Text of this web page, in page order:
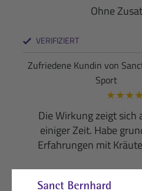
Ohne
VERIFIZIERT
Zufriedene Kundin von
Sport
★★★
Die Wirkung zeigt sich
einiger Zeit. Habe
Erfahrungen mit